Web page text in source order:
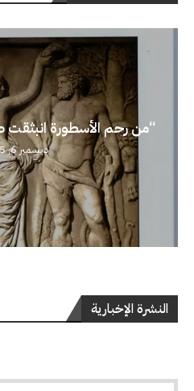
“من رحم الأسطورة انبثقت
ديسمبر 6, 2025
النشرة الإخبارية